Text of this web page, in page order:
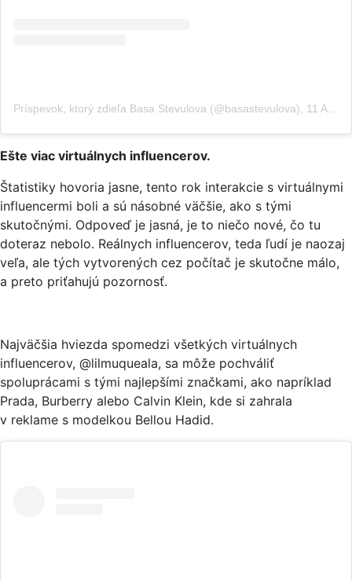
Príspevok, ktorý zdieľa Basa Stevulova (@basastevulova), 11 Aug 2019 o 7:55 PDT
Ešte viac virtuálnych influencerov.
Štatistiky hovoria jasne, tento rok interakcie s virtuálnymi
influencermi boli a sú násobné väčšie, ako s tými
skutočnými. Odpoveď je jasná, je to niečo nové, čo tu
doteraz nebolo. Reálnych influencerov, teda ľudí je naozaj
veľa, ale tých vytvorených cez počítač je skutočne málo,
a preto priťahujú pozornosť.
Najväčšia hviezda spomedzi všetkých virtuálnych
influencerov, @lilmuqueala, sa môže pochváliť
spoluprácami s tými najlepšími značkami, ako napríklad
Prada, Burberry alebo Calvin Klein, kde si zahrala
v reklame s modelkou Bellou Hadid.